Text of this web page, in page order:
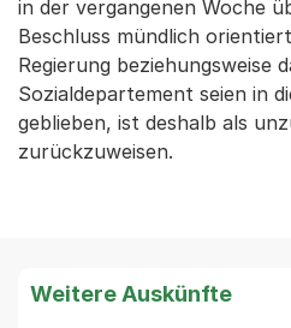
in der vergangenen Woche
Beschluss mündlich
Regierung beziehungsweise
Sozialdepartement seien in
geblieben, ist deshalb als
zurückzuweisen.
Weitere Auskünfte